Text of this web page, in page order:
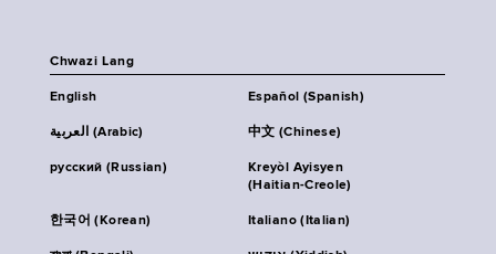
Chwazi Lang
English Español (Spanish)
العربية (Arabic) 中文 (Chinese)
русский (Russian)
Kreyòl Ayisyen
(Haitian-Creole)
한국어 (Korean) Italiano (Italian)